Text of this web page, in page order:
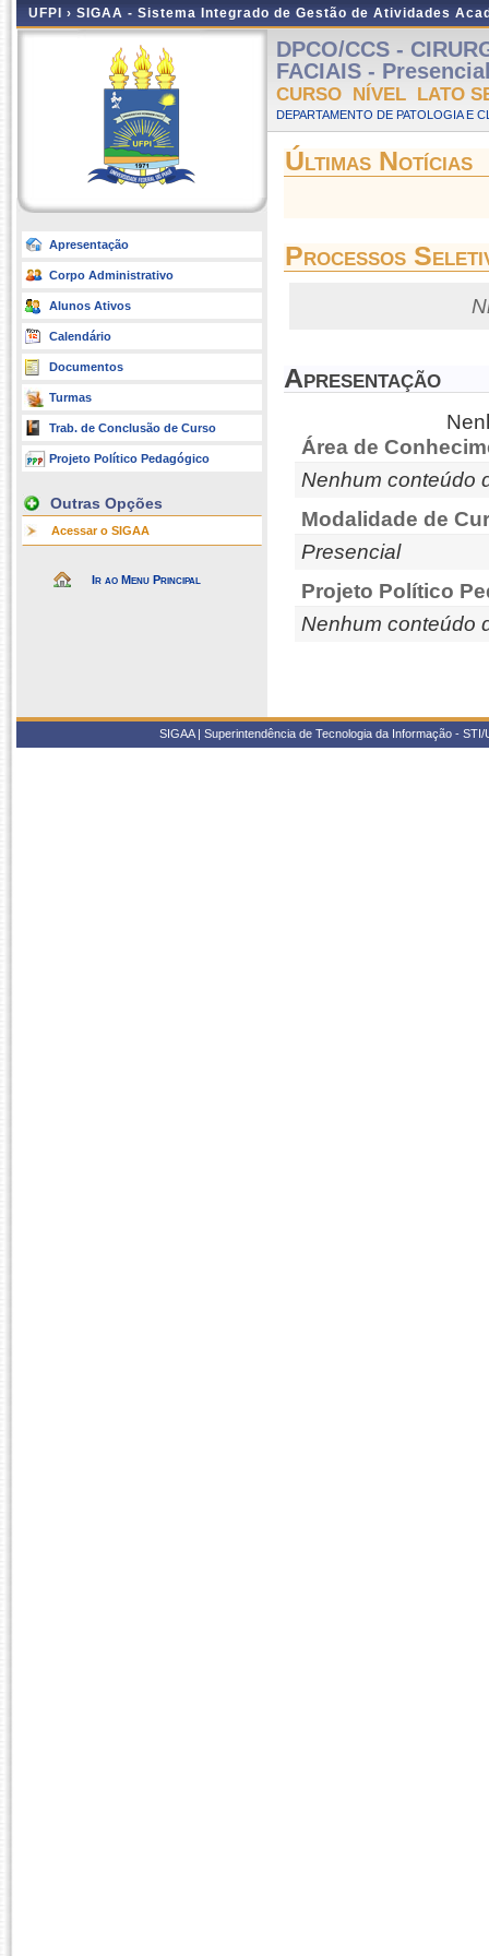
UFPI › SIGAA - Sistema Integrado de Gestão de Atividades
Apresentação
Corpo Administrativo
Alunos Ativos
Calendário
Documentos
Turmas
Trab. de Conclusão de Curso
Projeto Político Pedagógico
Outras Opções
Acessar o SIGAA
Ir ao Menu Principal
DPCO/CCS -
FACIAIS -
CURSO NÍVEL LATO
DEPARTAMENTO DE PATOLOGIA E
Últimas Notícias
Processos
Apresentação
Área de
Nenhum conteúdo
Modalidade de
Presencial
Projeto Político
Nenhum conteúdo
SIGAA | Superintendência de Tecnologia da Informação -